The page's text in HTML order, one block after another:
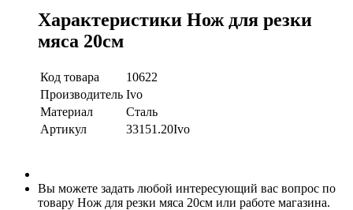
Характеристики Нож для резки
мяса 20см
Код товара
10622
Производитель Ivo
Материал
Сталь
Артикул
33151.20Ivo
Вы можете задать любой интересующий вас вопрос по
товару Нож для резки мяса 20см или работе магазина.